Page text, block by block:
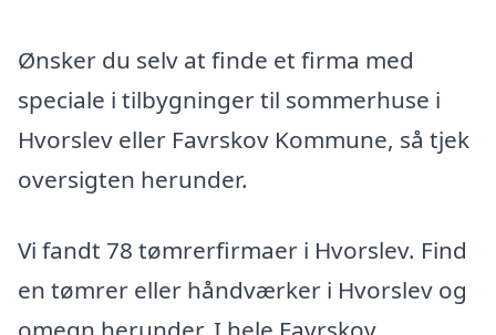
Ønsker du selv at finde et firma med
speciale i tilbygninger til sommerhuse i
Hvorslev eller Favrskov Kommune, så tjek
oversigten herunder.
Vi fandt 78 tømrerfirmaer i Hvorslev. Find
en tømrer eller håndværker i Hvorslev og